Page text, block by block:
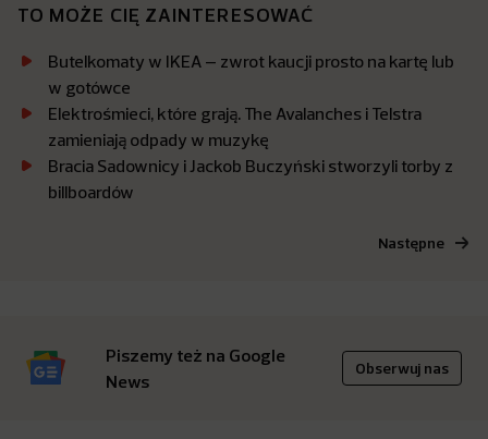
TO MOŻE CIĘ ZAINTERESOWAĆ
Butelkomaty w IKEA – zwrot kaucji prosto na kartę lub
w gotówce
Elektrośmieci, które grają. The Avalanches i Telstra
zamieniają odpady w muzykę
Bracia Sadownicy i Jackob Buczyński stworzyli torby z
billboardów
Następne
Piszemy też na Google
News
Obserwuj nas